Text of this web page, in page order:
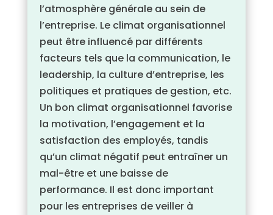
l’atmosphère générale au sein de
l’entreprise. Le climat organisationnel
peut être influencé par différents
facteurs tels que la communication, le
leadership, la culture d’entreprise, les
politiques et pratiques de gestion, etc.
Un bon climat organisationnel favorise
la motivation, l’engagement et la
satisfaction des employés, tandis
qu’un climat négatif peut entraîner un
mal-être et une baisse de
performance. Il est donc important
pour les entreprises de veiller à